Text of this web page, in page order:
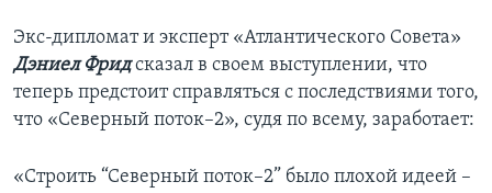
Экс-дипломат и эксперт «Атлантического Совета»
Дэниел Фридсказал в своем выступлении, что
теперь предстоит справляться с последствиями того,
что «Северный поток–2», судя по всему, заработает:
«Строить “Северный поток–2” было плохой идеей –